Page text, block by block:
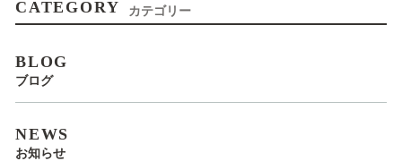
CATEGORY カテゴリー
BLOG
ブログ
NEWS
お知らせ